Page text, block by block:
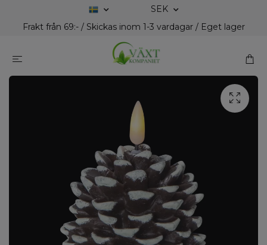
SEK
Frakt från 69:- / Skickas inom 1-3 vardagar / Eget lager